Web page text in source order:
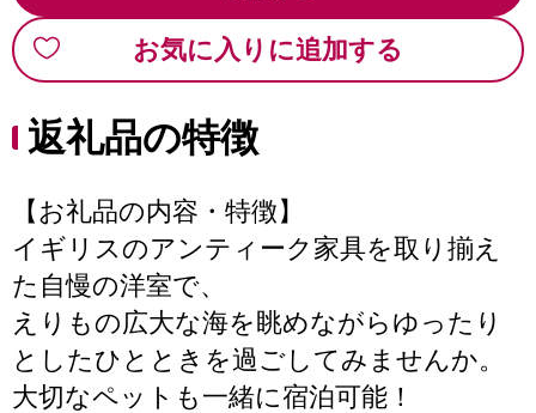
お気に入りに追加する
返礼品の特徴
【お礼品の内容・特徴】
イギリスのアンティーク家具を取り揃え
た自慢の洋室で、
えりもの広大な海を眺めながらゆったり
としたひとときを過ごしてみませんか。
大切なペットも一緒に宿泊可能！